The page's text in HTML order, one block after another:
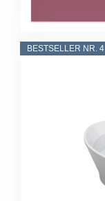
BESTSELLER NR. 4